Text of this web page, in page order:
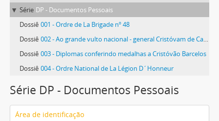
Série DP - Documentos Pessoais
Dossiê 001 - Ordre de La Brigade nº 48
Dossiê 002 - Ao grande vulto nacional - general Cristóvam de Castro Barcellos
Dossiê 003 - Diplomas conferindo medalhas a Cristóvão Barcelos
Dossiê 004 - Ordre National de La Légion D´Honneur
Série DP - Documentos Pessoais
Área de identificação